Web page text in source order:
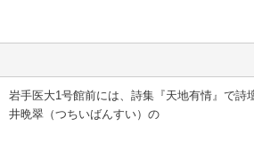
岩手医大1号館前には、詩集『天地有情』で詩
井晩翠（つちいばんすい）の